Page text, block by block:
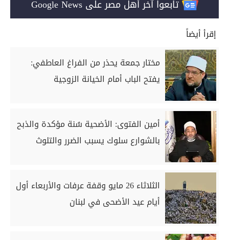
تابعوا آخر أهل مصر على Google News
إقرأ أيضاً
مختار جمعة يحذر من الفراغ العاطفي:
يفتح الباب أمام الخيانة الزوجية
أمين الفتوى: الأضحية سُنة مؤكدة والذبح
بالشوارع سلوك يسبب الضرر والتلوث
الثلاثاء 26 مايو وقفة عرفات والأربعاء أول
أيام عيد الأضحى في لبنان